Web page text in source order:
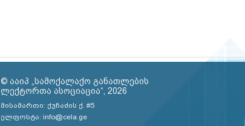
© ააიპ „სამოქალაქო განათლების
ლექტორთა ასოციაცია“, 2026
მისამართი: ქუჩაძის ქ. #5
ელფოსტა: info@cela.ge